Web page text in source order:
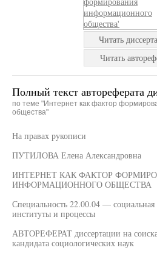
Читать
Читать
Полный текст автореферата
по теме "Интернет как фактор
общества"
На правах рукописи
ПУТИЛОВА Елена Александровна
ИНТЕРНЕТ КАК ФАКТОР
ИНФОРМАЦИОННОГО ОБЩЕСТВА
Специальность 22.00.04 — социальная
институты и процессы
АВТОРЕФЕРАТ диссертации на
кандидата социологических наук